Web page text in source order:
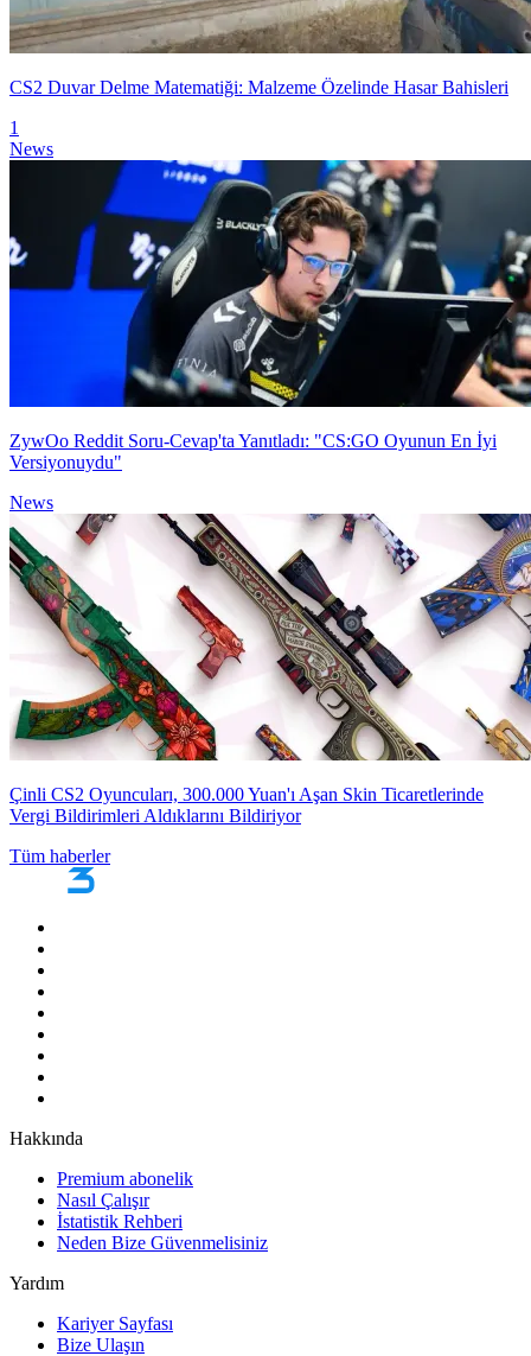
CS2 Duvar Delme Matematiği: Malzeme Özelinde Hasar Bahisleri
1
News
ZywOo Reddit Soru-Cevap'ta Yanıtladı: "CS:GO Oyunun En İyi
Versiyonuydu"
News
Çinli CS2 Oyuncuları, 300.000 Yuan'ı Aşan Skin Ticaretlerinde
Vergi Bildirimleri Aldıklarını Bildiriyor
Tüm haberler
Hakkında
Premium abonelik
Nasıl Çalışır
İstatistik Rehberi
Neden Bize Güvenmelisiniz
Yardım
Kariyer Sayfası
Bize Ulaşın